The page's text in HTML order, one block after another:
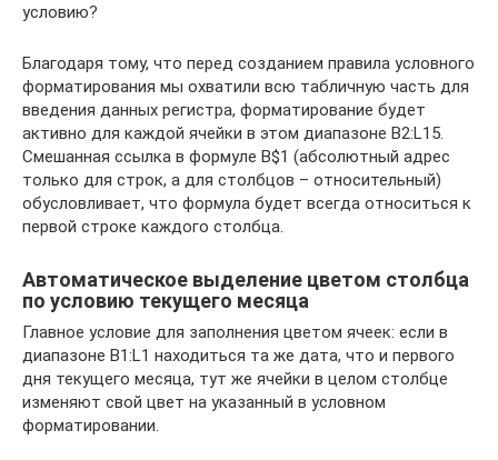
условию?
Благодаря тому, что перед созданием правила условного
форматирования мы охватили всю табличную часть для
введения данных регистра, форматирование будет
активно для каждой ячейки в этом диапазоне B2:L15.
Смешанная ссылка в формуле B$1 (абсолютный адрес
только для строк, а для столбцов – относительный)
обусловливает, что формула будет всегда относиться к
первой строке каждого столбца.
Автоматическое выделение цветом столбца
по условию текущего месяца
Главное условие для заполнения цветом ячеек: если в
диапазоне B1:L1 находиться та же дата, что и первого
дня текущего месяца, тут же ячейки в целом столбце
изменяют свой цвет на указанный в условном
форматировании.